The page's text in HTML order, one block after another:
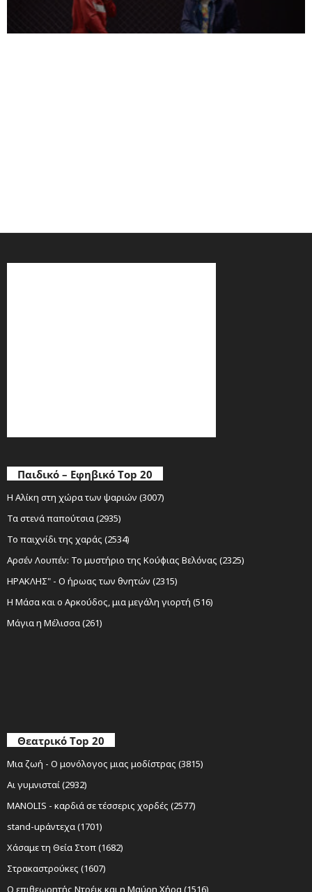
Παιδικό – Εφηβικό Top 20
Η Αλίκη στη χώρα των ψαριών (3007)
Τα στενά παπούτσια (2935)
Το παιχνίδι της χαράς (2534)
Αρσέν Λουπέν: Το μυστήριο της Κούφιας Βελόνας (2325)
ΗΡΑΚΛΗΣ" - Ο ήρωας των θνητών (2315)
Η Μάσα και ο Αρκούδος, μια μεγάλη γιορτή (516)
Μάγια η Μέλισσα (261)
Θεατρικό Top 20
Μια ζωή - Ο μονόλογος μιας μοδίστρας (3815)
Αι γυμνισταί (2932)
MANOLIS - καρδιά σε τέσσερις χορδές (2577)
stand-upάντεχα (1701)
Χάσαμε τη Θεία Στοπ (1682)
Στρακαστρούκες (1607)
Ο επιθεωρητής Ντρέικ και η Μαύρη Χήρα (1516)